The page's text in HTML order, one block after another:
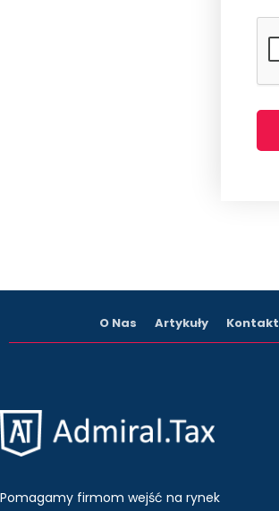
O Nas Artykuły Kontakt
Pomagamy firmom wejść na rynek